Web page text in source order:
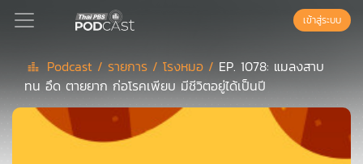
Podcast
เข้าสู่ระบบ
Podcast / รายการ /โรงหมอ / EP. 1078: แมลงสาบ
ทน อึด ตายยาก ก่อโรคเพียบ มีชีวิตอยู่ได้เป็นปี